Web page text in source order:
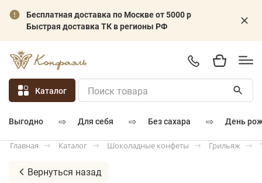
Бесплатная доставка по Москве от 5000 р
Быстрая доставка ТК в регионы РФ
Каталог
выгодно ⇨ для себя ⇨ без сахара ⇨ день
Главная Каталог Шоколадные конфеты Грильяж
Вернуться назад